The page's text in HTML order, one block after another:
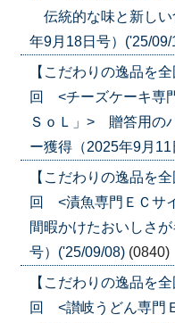
伝統的な味と新しい
年9月18日号）('25/09/
【こだわりの逸品を
回 <チーズケーキ専
ＳｏＬ」> 贈答用の
ー獲得（2025年9月
【こだわりの逸品を
回 <漬魚専門ＥＣサ
間暇かけたおいしさ
号）('25/09/08) (0840)
【こだわりの逸品を
回 <讃岐うどん専門